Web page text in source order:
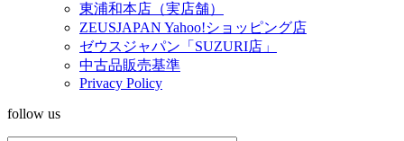
東浦和本店（実店舗）
ZEUSJAPAN Yahoo!ショッピング店
ゼウスジャパン「SUZURI店」
中古品販売基準
Privacy Policy
follow us